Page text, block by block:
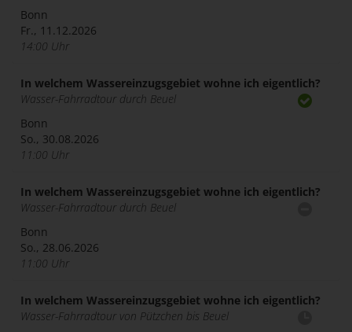
Bonn
Fr., 11.12.2026
14:00 Uhr
In welchem Wassereinzugsgebiet wohne ich eigentlich?
Wasser-Fahrradtour durch Beuel
Bonn
So., 30.08.2026
11:00 Uhr
In welchem Wassereinzugsgebiet wohne ich eigentlich?
Wasser-Fahrradtour durch Beuel
Bonn
So., 28.06.2026
11:00 Uhr
In welchem Wassereinzugsgebiet wohne ich eigentlich?
Wasser-Fahrradtour von Pützchen bis Beuel